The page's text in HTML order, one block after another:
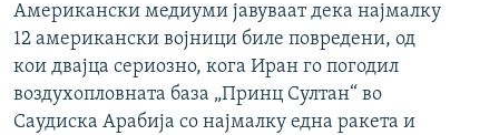
Американски медиуми јавуваат дека најмалку
12 американски војници биле повредени, од
кои двајца сериозно, кога Иран го погодил
воздухопловната база „Принц Султан“ во
Саудиска Арабија со најмалку една ракета и